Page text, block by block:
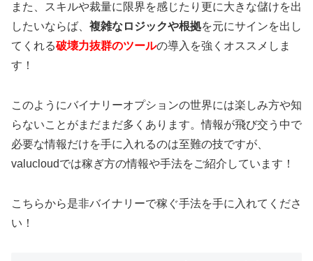
また、スキルや裁量に限界を感じたり更に大きな儲けを出
したいならば、 複雑なロジックや根拠を元にサインを出し
てくれる破壊力抜群のツールの導入を強くオススメしま
す！
このようにバイナリーオプションの世界には楽しみ方や知
らないことがまだまだ多くあります。情報が飛び交う中で
必要な情報だけを手に入れるのは至難の技ですが、
valucloudでは稼ぎ方の情報や手法をご紹介しています！
こちらから是非バイナリーで稼ぐ手法を手に入れてくださ
い！